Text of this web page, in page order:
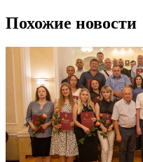
Похожие новости